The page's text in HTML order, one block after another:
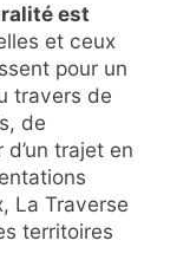
est
et ceux
pour un
travers de
de
trajet en
La Traverse
territoires